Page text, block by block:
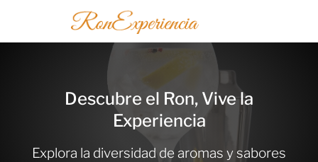
Descubre el Ron, Vive la
Experiencia
Explora la diversidad de aromas y sabores